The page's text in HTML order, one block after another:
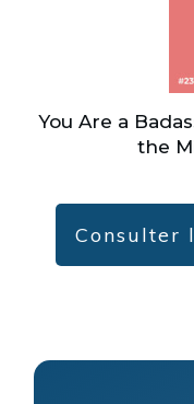
You Are a
the
Consulter